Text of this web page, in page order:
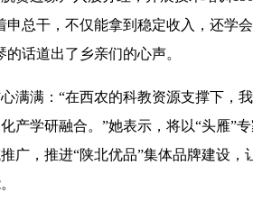
申总干，不仅能拿到稳定收入，还学
话道出了乡亲们的心声。
满满：“在西农的科教资源支撑下，
产学研融合。”她表示，将以“头雁”
广，推进“陕北优品”集体品牌建设，